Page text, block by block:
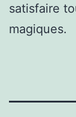
satisfaire
magiques.